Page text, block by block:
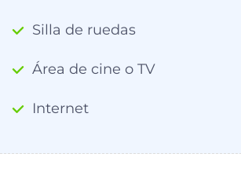
Silla de ruedas
Área de cine o TV
Internet